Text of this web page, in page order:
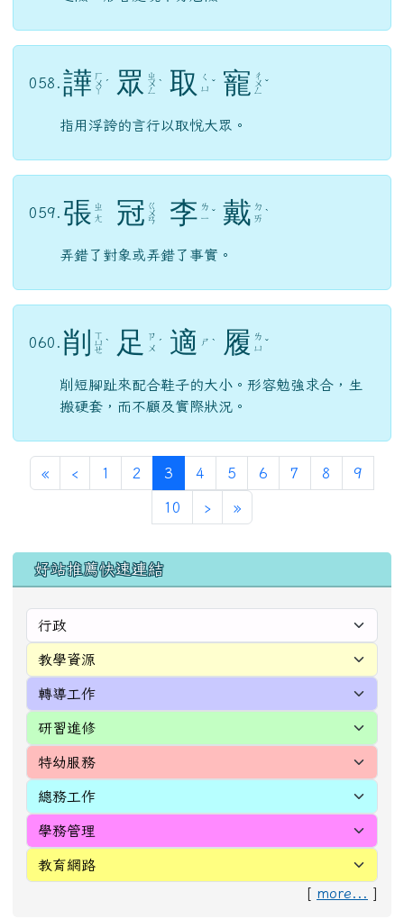
058. 譁 ㄏ
ㄨ
ㄚ
ˊ 眾 ㄓ
ㄨ
ㄥ
ˋ 取
ㄑ
ㄩ ˇ 寵 ㄔ
ㄨ
ㄥ
ˇ
指用浮誇的言行以取悅大眾。
059. 張 ㄓ
ㄤ
冠 ㄍ
ㄨ
ㄢ 李 ㄌ
ㄧ ˇ 戴 ㄉ
ㄞ ˋ
弄錯了對象或弄錯了事實。
060. 削 ㄒ
ㄩ
ㄝ
ˋ 足
ㄗ
ㄨ ˊ 適 ㄕ ˋ 履 ㄌ
ㄩ ˇ
削短腳趾來配合鞋子的大小。形容勉強求合，生
搬硬套，而不顧及實際狀況。
«第一頁
‹ 上一頁
1 2 3 (目前頁次)
4 5 6 7 8 9
10 ›下一頁
»最後頁
左邊區域內容
好站推薦快速連結
[ more... ]